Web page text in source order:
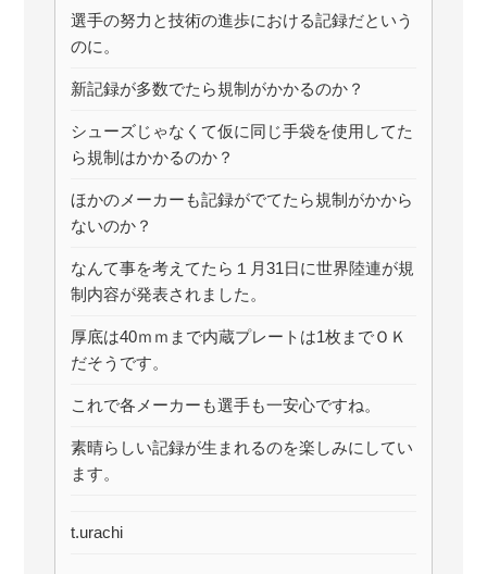
選手の努力と技術の進歩における記録だという
のに。
新記録が多数でたら規制がかかるのか？
シューズじゃなくて仮に同じ手袋を使用してた
ら規制はかかるのか？
ほかのメーカーも記録がでてたら規制がかから
ないのか？
なんて事を考えてたら１月31日に世界陸連が規
制内容が発表されました。
厚底は40ｍｍまで内蔵プレートは1枚までＯＫ
だそうです。
これで各メーカーも選手も一安心ですね。
素晴らしい記録が生まれるのを楽しみにしてい
ます。
t.urachi